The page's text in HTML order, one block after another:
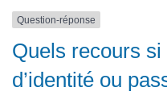
Question-réponse
Quels recours
d’identité ou